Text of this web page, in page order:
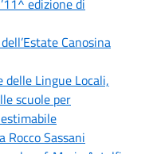
Canosina
Lingue Locali,
scuole per
Sassani